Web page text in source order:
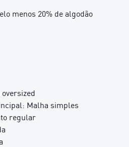
menos 20% de algodão
Malha simples
regular